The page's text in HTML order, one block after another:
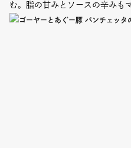
む。脂の甘みとソースの辛みも